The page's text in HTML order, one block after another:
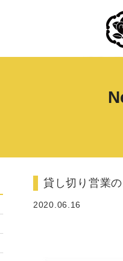
貸し切り営業
2020.06.16